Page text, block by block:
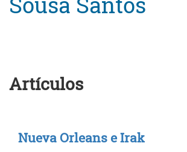
Artículos
Nueva Orleans e Irak